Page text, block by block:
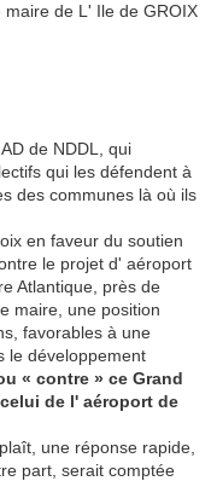
maire de L' Ile de GROIX
de NDDL, qui
qui les défendent à
des communes là où ils
en faveur du soutien
le projet d' aéroport
Atlantique, près de
maire, une position
favorables à une
le développement
« contre » ce Grand
de l' aéroport de
une réponse rapide,
part, serait comptée